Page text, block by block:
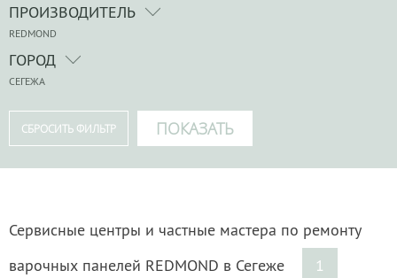
ПРОИЗВОДИТЕЛЬ
REDMOND
ГОРОД
СЕГЕЖА
Сервисные центры и частные мастера по ремонту
варочных панелей REDMOND в Сегеже
1